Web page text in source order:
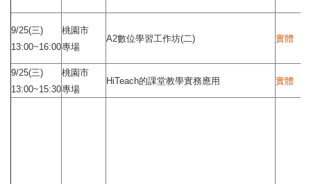
9/25(三)
13:00~16:00
桃園市
專場
A2數位學習工作坊(二) 實體
9/25(三)
13:00~15:30
桃園市
專場
HiTeach的課堂教學實務應用 實體